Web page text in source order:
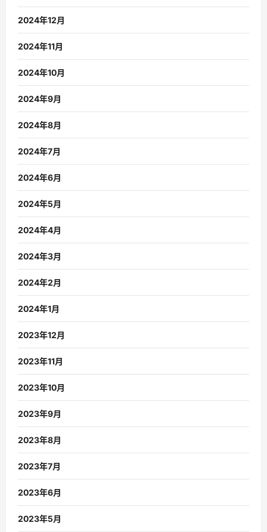
2024年12月
2024年11月
2024年10月
2024年9月
2024年8月
2024年7月
2024年6月
2024年5月
2024年4月
2024年3月
2024年2月
2024年1月
2023年12月
2023年11月
2023年10月
2023年9月
2023年8月
2023年7月
2023年6月
2023年5月